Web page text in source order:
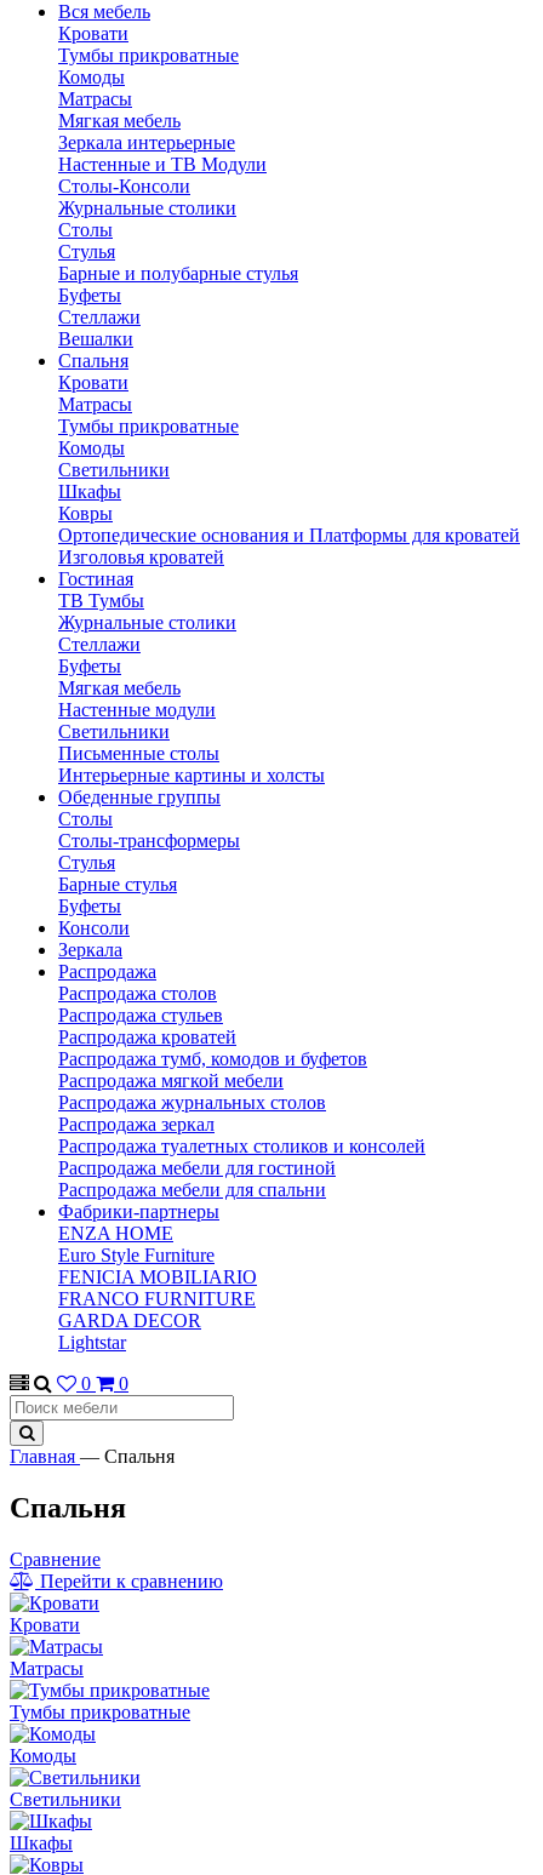
Вся мебель
Кровати
Тумбы прикроватные
Комоды
Матрасы
Мягкая мебель
Зеркала интерьерные
Настенные и ТВ Модули
Столы-Консоли
Журнальные столики
Столы
Стулья
Барные и полубарные стулья
Буфеты
Стеллажи
Вешалки
Cпальня
Кровати
Матрасы
Тумбы прикроватные
Комоды
Светильники
Шкафы
Ковры
Ортопедические основания и Платформы для кроватей
Изголовья кроватей
Гостиная
ТВ Тумбы
Журнальные столики
Стеллажи
Буфеты
Мягкая мебель
Настенные модули
Светильники
Письменные столы
Интерьерные картины и холсты
Обеденные группы
Столы
Столы-трансформеры
Стулья
Барные стулья
Буфеты
Консоли
Зеркала
Распродажа
Распродажа столов
Распродажа стульев
Распродажа кроватей
Распродажа тумб, комодов и буфетов
Распродажа мягкой мебели
Распродажа журнальных столов
Распродажа зеркал
Распродажа туалетных столиков и консолей
Распродажа мебели для гостиной
Распродажа мебели для спальни
Фабрики-партнеры
ENZA HOME
Euro Style Furniture
FENICIA MOBILIARIO
FRANCO FURNITURE
GARDA DECOR
Lightstar
0
0
Главная — Cпальня
Cпальня
Сравнение
Перейти к сравнению
Кровати
Матрасы
Тумбы прикроватные
Комоды
Светильники
Шкафы